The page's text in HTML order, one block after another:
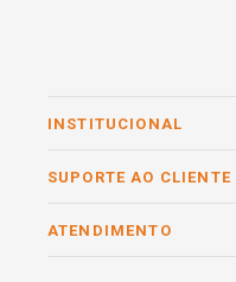
INSTITUCIONAL
SUPORTE AO CLIENTE
ATENDIMENTO